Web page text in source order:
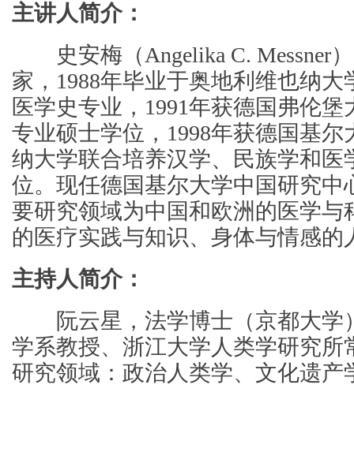
主讲人简介：
史安梅（Angelika C. Messner
家， 1988年毕业于奥地利维也纳大
医学史专业， 1991年获德国弗伦堡
专业硕士学位， 1998年获德国基尔
纳大学联合培养汉学、民族学和医
位。现任德国基尔大学中国研究中
要研究领域为中国和欧洲的医学与
的医疗实践与知识、身体与情感的
主持人简介：
阮云星，法学博士（京都大学
学系教授、浙江大学人类学研究所
研究领域：政治人类学、文化遗产